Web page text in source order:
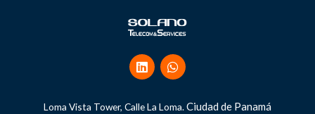
Loma Vista Tower, Calle La Loma.Ciudad de Panamá